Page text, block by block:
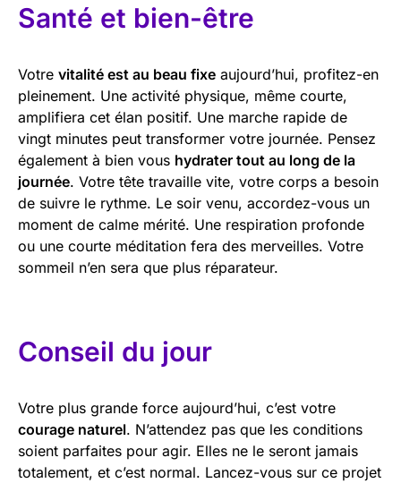
Santé et bien-être
Votre vitalité est au beau fixe aujourd’hui, profitez-en
pleinement. Une activité physique, même courte,
amplifiera cet élan positif. Une marche rapide de
vingt minutes peut transformer votre journée. Pensez
également à bien vous hydrater tout au long de la
journée. Votre tête travaille vite, votre corps a besoin
de suivre le rythme. Le soir venu, accordez-vous un
moment de calme mérité. Une respiration profonde
ou une courte méditation fera des merveilles. Votre
sommeil n’en sera que plus réparateur.
Conseil du jour
Votre plus grande force aujourd’hui, c’est votre
courage naturel. N’attendez pas que les conditions
soient parfaites pour agir. Elles ne le seront jamais
totalement, et c’est normal. Lancez-vous sur ce projet